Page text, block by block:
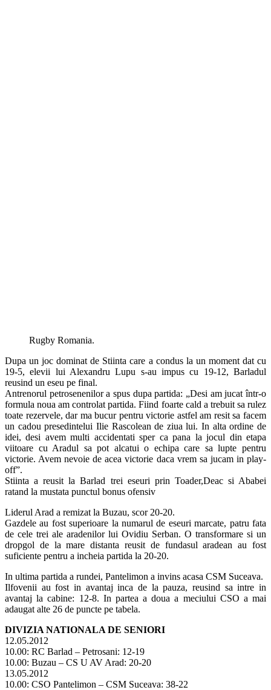
Rugby Romania.
Dupa un joc dominat de Stiinta care a condus la un moment dat cu
19-5, elevii lui Alexandru Lupu s-au impus cu 19-12, Barladul
reusind un eseu pe final.
Antrenorul petrosenenilor a spus dupa partida: „Desi am jucat într-o
formula noua am controlat partida. Fiind foarte cald a trebuit sa rulez
toate rezervele, dar ma bucur pentru victorie astfel am resit sa facem
un cadou presedintelui Ilie Rascolean de ziua lui. In alta ordine de
idei, desi avem multi accidentati sper ca pana la jocul din etapa
viitoare cu Aradul sa pot alcatui o echipa care sa lupte pentru
victorie. Avem nevoie de acea victorie daca vrem sa jucam in play-
off”.
Stiinta a reusit la Barlad trei eseuri prin Toader,Deac si Ababei
ratand la mustata punctul bonus ofensiv
Liderul Arad a remizat la Buzau, scor 20-20.
Gazdele au fost superioare la numarul de eseuri marcate, patru fata
de cele trei ale aradenilor lui Ovidiu Serban. O transformare si un
dropgol de la mare distanta reusit de fundasul aradean au fost
suficiente pentru a incheia partida la 20-20.
In ultima partida a rundei, Pantelimon a invins acasa CSM Suceava.
Ilfovenii au fost in avantaj inca de la pauza, reusind sa intre in
avantaj la cabine: 12-8. In partea a doua a meciului CSO a mai
adaugat alte 26 de puncte pe tabela.
DIVIZIA NATIONALA DE SENIORI
12.05.2012
10.00: RC Barlad – Petrosani: 12-19
10.00: Buzau – CS U AV Arad: 20-20
13.05.2012
10.00: CSO Pantelimon – CSM Suceava: 38-22